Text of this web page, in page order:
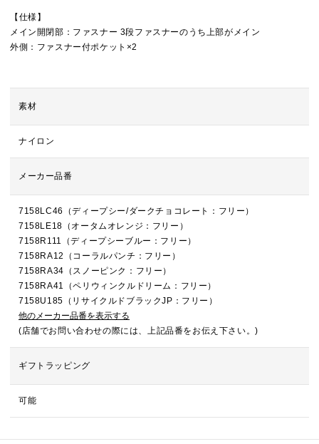
【仕様】
メイン開閉部：ファスナー 3段ファスナーのうち上部がメイン
外側：ファスナー付ポケット×2
素材
ナイロン
メーカー品番
7158LC46（ディープシー/ダークチョコレート：フリー）
7158LE18（オータムオレンジ：フリー）
7158R111（ディープシーブルー：フリー）
7158RA12（コーラルパンチ：フリー）
7158RA34（スノーピンク：フリー）
7158RA41（ペリウィンクルドリーム：フリー）
7158U185（リサイクルドブラックJP：フリー）
他のメーカー品番を表示する
(店舗でお問い合わせの際には、上記品番をお伝え下さい。)
ギフトラッピング
可能